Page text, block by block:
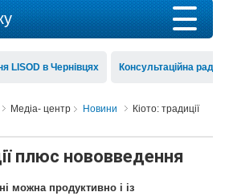
LISOD в Чернівцях Консультаційна рада
Медіа- центр Новини
Кіото: традиції
плюс нововведення
можна продуктивно і із